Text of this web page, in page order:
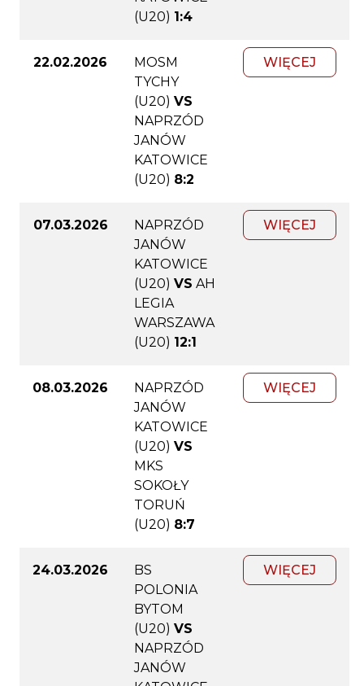
(U20) 1:4
22.02.2026
MOSM
TYCHY
(U20) VS
NAPRZÓD
JANÓW
KATOWICE
(U20) 8:2
WIĘCEJ
07.03.2026
NAPRZÓD
JANÓW
KATOWICE
(U20) VS AH
LEGIA
WARSZAWA
(U20) 12:1
WIĘCEJ
08.03.2026
NAPRZÓD
JANÓW
KATOWICE
(U20) VS
MKS
SOKOŁY
TORUŃ
(U20) 8:7
WIĘCEJ
24.03.2026
BS
POLONIA
BYTOM
(U20) VS
NAPRZÓD
JANÓW
WIĘCEJ